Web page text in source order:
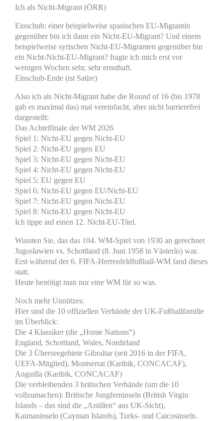
Ich als Nicht-Migrant (ÖRR)
Einschub: einer beispielweise spanischen EU-Migrantin
gegenüber bin ich dann ein Nicht-EU-Migrant? Und einem
beispielweise syrischen Nicht-EU-Migranten gegenüber bin
ein Nicht-Nicht-EU-Migrant? fragte ich mich erst vor
wenigen Wochen sehr, sehr ernsthaft.
Einschub-Ende (ist Satire)
Also ich als Nicht-Migrant habe die Round of 16 (bis 1978
gab es maximal das) mal vereinfacht, aber nicht barrierefrei
dargestellt:
Das Achtelfinale der WM 2026
Spiel 1: Nicht-EU gegen Nicht-EU
Spiel 2: Nicht-EU gegen EU
Spiel 3: Nicht-EU gegen Nicht-EU
Spiel 4: Nicht-EU gegen Nicht-EU
Spiel 5: EU gegen EU
Spiel 6: Nicht-EU gegen EU/Nicht-EU
Spiel 7: Nicht-EU gegen Nicht-EU
Spiel 8: Nicht-EU gegen Nicht-EU
Ich tippe auf einen 12. Nicht-EU-Titel.
Wussten Sie, das das 104. WM-Spiel von 1930 an gerechnet
Jugoslawien vs. Schottland (8. Juni 1958 in Västerås) war.
Erst während der 6. FIFA-Herrenfeldfußball-WM fand dieses
statt.
Heute benötigt man nur eine WM für so was.
Noch mehr Unnützes:
Hier sind die 10 offiziellen Verbände der UK-Fußballfamilie
im Überblick:
Die 4 Klassiker (die „Home Nations“)
England, Schottland, Wales, Nordirland
Die 3 Überseegebiete Gibraltar (seit 2016 in der FIFA,
UEFA-Mitglied), Montserrat (Karibik, CONCACAF),
Anguilla (Karibik, CONCACAF)
Die verbleibenden 3 britischen Verbände (um die 10
vollzumachen): Britische Jungferninseln (British Virgin
Islands – das sind die „Antillen“ aus UK-Sicht),
Kaimaninseln (Cayman Islands), Turks- und Caicosinseln.